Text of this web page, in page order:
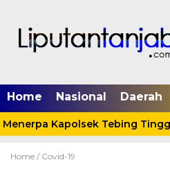
Home Nasional Daerah
Kapolsek Tebing Tinggi
Home / Covid-19